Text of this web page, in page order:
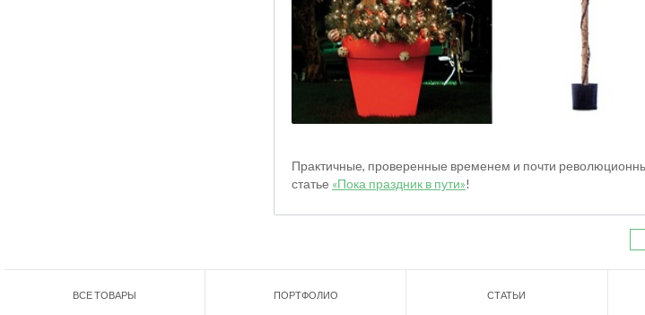
Практичные, проверенные временем и почти
статье «Пока праздник в пути»!
ВСЕ ТОВАРЫ ПОРТФОЛИО СТАТЬИ